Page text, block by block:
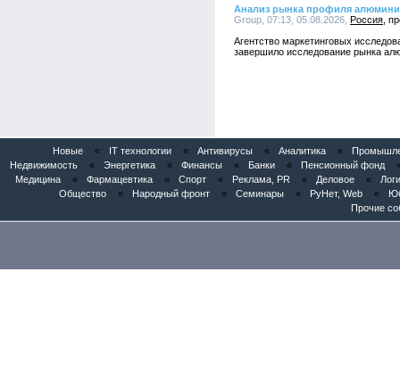
Анализ рынка профиля
Group, 07:13, 05.08.2026, Россия
Агентство маркетинговых
завершило исследование рынка
Новые « IT технологии « Антивирусы « Аналитика «
Недвижимость
« Энергетика « Финансы « Банки « Пенсионный фонд
Медицина
« Фармацевтика « Спорт « Реклама, PR « Деловое «
Общество
« Народный фронт « Семинары « РуНет, Web «
Прочие